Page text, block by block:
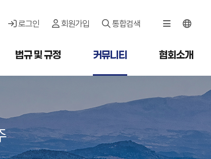
로그인 회원가입 통합검색
법규 및 규정 커뮤니티 협회소개